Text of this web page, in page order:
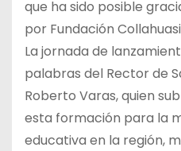
que ha sido posible
por Fundación
La jornada de
palabras del Rector de
Roberto Varas, quien
esta formación para la
educativa en la región,